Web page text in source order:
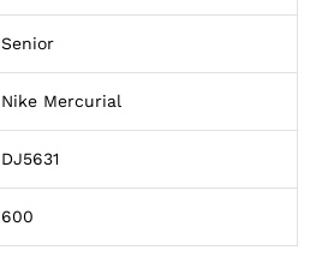
Senior
Nike Mercurial
DJ5631
600